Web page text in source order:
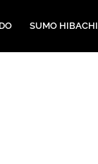
SUMO HIBACHI